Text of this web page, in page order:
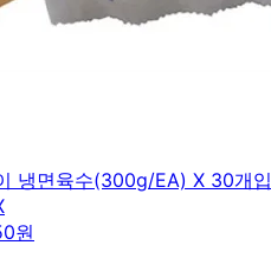
냉면육수(300g/EA) X 30개입
원